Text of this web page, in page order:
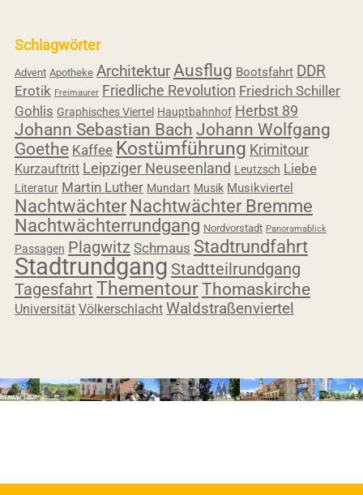
Schlagwörter
Advent Apotheke ArchitekturAusflug Bootsfahrt DDR
Erotik Freimaurer Friedliche Revolution Friedrich Schiller
Gohlis Graphisches Viertel Hauptbahnhof Herbst 89
Johann Sebastian Bach Johann Wolfgang
Goethe Kaffee Kostümführung Krimitour
Kurzauftritt Leipziger Neuseenland Leutzsch Liebe
Literatur Martin Luther Mundart Musik Musikviertel
NachtwächterNachtwächter Bremme
Nachtwächterrundgang Nordvorstadt Panoramablick
Passagen Plagwitz Schmaus Stadtrundfahrt
Stadtrundgang Stadtteilrundgang
Tagesfahrt ThementourThomaskirche
Universität Völkerschlacht Waldstraßenviertel